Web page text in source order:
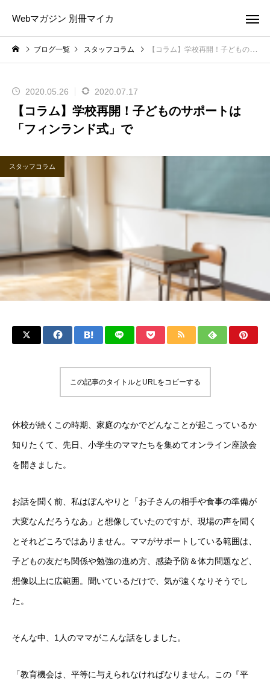
Webマガジン 別冊マイカ
ブログ一覧 スタッフコラム 【コラム】学校再開！子どものサポートは「フィンランド式」で
2020.05.26 2020.07.17
【コラム】学校再開！子どものサポートは
「フィンランド式」で
スタッフコラム
この記事のタイトルとURLをコピーする
休校が続くこの時期、家庭のなかでどんなことが起こっているか
知りたくて、先日、小学生のママたちを集めてオンライン座談会
を開きました。
お話を聞く前、私はぼんやりと「お子さんの相手や食事の準備が
大変なんだろうなあ」と想像していたのですが、現場の声を聞く
とそれどころではありません。ママがサポートしている範囲は、
子どもの友だち関係や勉強の進め方、感染予防＆体力問題など、
想像以上に広範囲。聞いているだけで、気が遠くなりそうでし
た。
そんな中、1人のママがこんな話をしました。
「教育機会は、平等に与えられなければなりません。この『平